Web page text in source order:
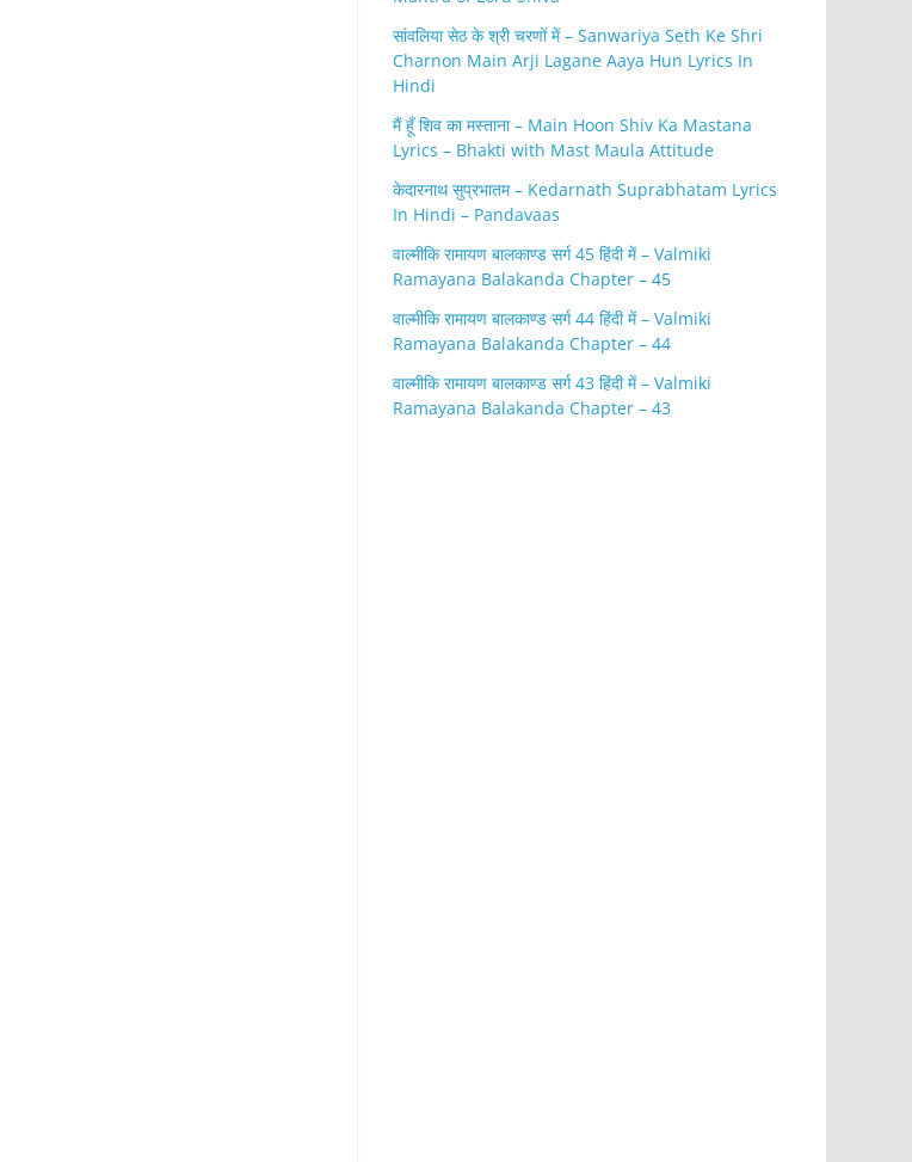
सांवलिया सेठ के श्री चरणों में – Sanwariya Seth Ke Shri
Charnon Main Arji Lagane Aaya Hun Lyrics In
Hindi
मैं हूँ शिव का मस्ताना – Main Hoon Shiv Ka Mastana
Lyrics – Bhakti with Mast Maula Attitude
केदारनाथ सुप्रभातम – Kedarnath Suprabhatam Lyrics
In Hindi – Pandavaas
वाल्मीकि रामायण बालकाण्ड सर्ग 45 हिंदी में – Valmiki
Ramayana Balakanda Chapter – 45
वाल्मीकि रामायण बालकाण्ड सर्ग 44 हिंदी में – Valmiki
Ramayana Balakanda Chapter – 44
वाल्मीकि रामायण बालकाण्ड सर्ग 43 हिंदी में – Valmiki
Ramayana Balakanda Chapter – 43